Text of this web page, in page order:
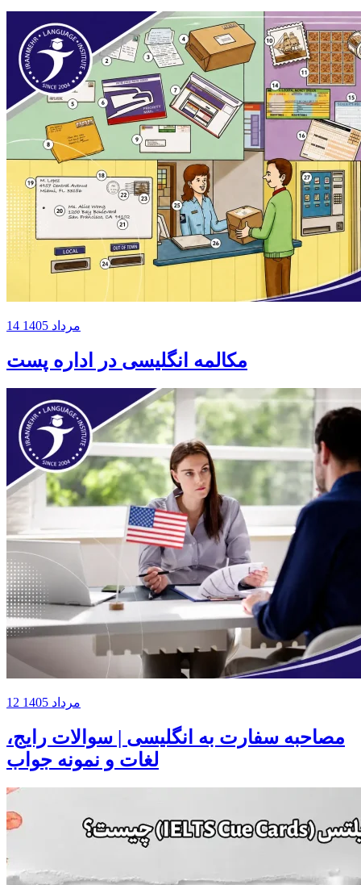
14 مرداد 1405
مکالمه انگلیسی در اداره پست
12 مرداد 1405
مصاحبه سفارت به انگلیسی | سوالات رایج،
لغات و نمونه جواب